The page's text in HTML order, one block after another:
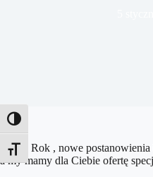
Toggle High Contrast
Toggle Font size
Nowy Rok , nowe postanowienia
a my mamy dla Ciebie ofertę